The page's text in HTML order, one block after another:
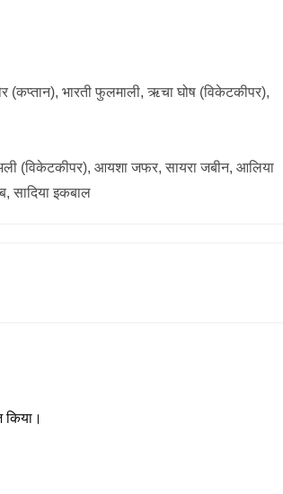
(कप्तान), भारती फुलमाली, ऋचा घोष (विकेटकीपर),
(विकेटकीपर), आयशा जफर, सायरा जबीन, आलिया
सादिया इकबाल